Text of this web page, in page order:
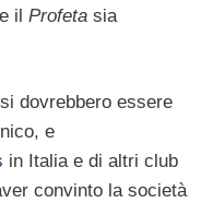
il Profeta sia
dovrebbero essere
e
in Italia e di altri club
convinto la società